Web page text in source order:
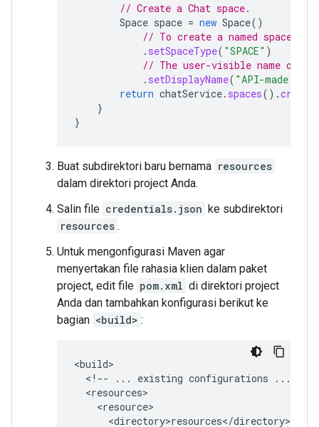
// Create a Chat space.
Space space = new Space()
// To create a named space, set
. setSpaceType( "SPACE" )
// The user-visible name of
. setDisplayName( "API-made"
return chatService. spaces().create
}
}
Buat subdirektori baru bernama resources
dalam direktori project Anda.
Salin file credentials.json ke subdirektori
resources .
Untuk mengonfigurasi Maven agar
menyertakan file rahasia klien dalam paket
project, edit file pom.xml di direktori project
Anda dan tambahkan konfigurasi berikut ke
bagian <build> :
<!--
... existing configurations ...